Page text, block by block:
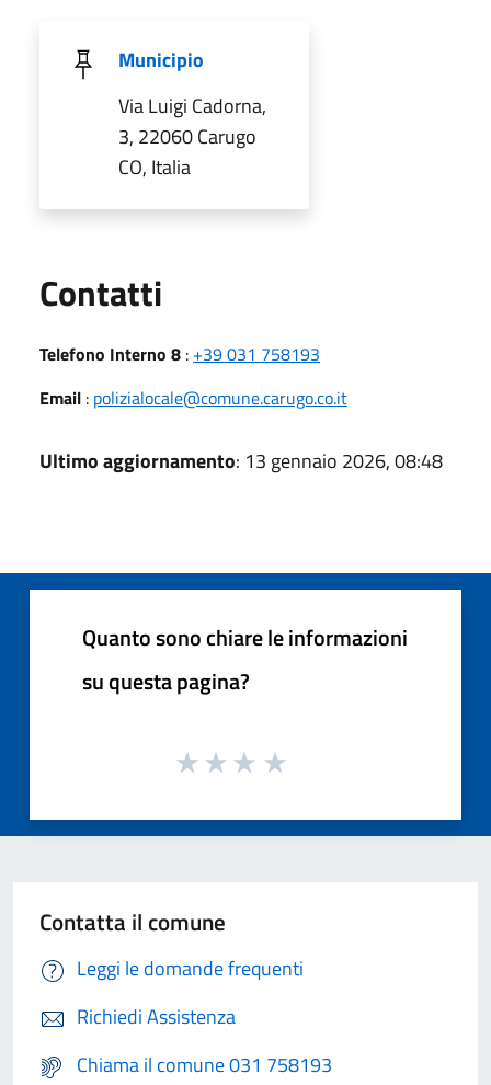
Municipio
Via Luigi Cadorna,
3, 22060 Carugo
CO, Italia
Contatti
Telefono Interno 8 : +39 031 758193
Email : polizialocale@comune.carugo.co.it
Ultimo aggiornamento: 13 gennaio 2026, 08:48
Quanto sono chiare le informazioni
su questa pagina?
Contatta il comune
Leggi le domande frequenti
Richiedi Assistenza
Chiama il comune 031 758193